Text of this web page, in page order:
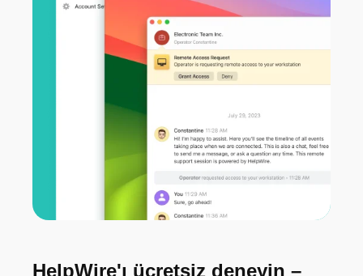
HelpWire'ı ücretsiz deneyin –